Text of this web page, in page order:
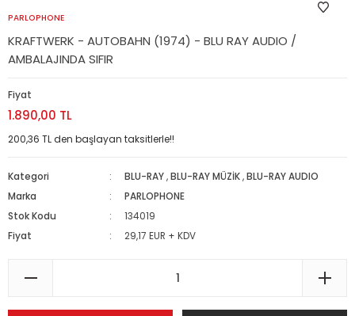
PARLOPHONE
KRAFTWERK - AUTOBAHN (1974) - BLU RAY AUDIO /
AMBALAJINDA SIFIR
Fiyat
1.890,00 TL
200,36 TL den başlayan taksitlerle!!
Kategori BLU-RAY ,BLU-RAY MÜZİK ,BLU-RAY AUDIO
Marka
PARLOPHONE
Stok Kodu
134019
Fiyat
29,17 EUR + KDV